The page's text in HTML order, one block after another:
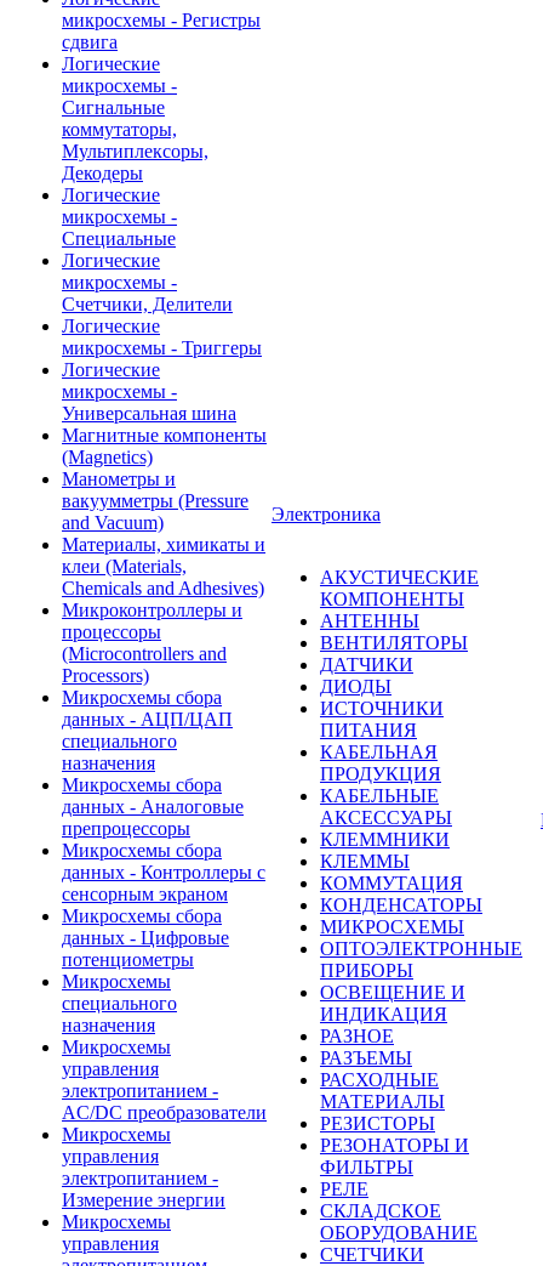
микросхемы - Регистры
сдвига
Логические
микросхемы -
Сигнальные
коммутаторы,
Мультиплексоры,
Декодеры
Логические
микросхемы -
Специальные
Логические
микросхемы -
Счетчики, Делители
Логические
микросхемы - Триггеры
Логические
микросхемы -
Универсальная шина
Магнитные компоненты
(Magnetics)
Манометры и
вакуумметры (Pressure
and Vacuum)
Материалы, химикаты и
клеи (Materials,
Chemicals and Adhesives)
Микроконтроллеры и
процессоры
(Microcontrollers and
Processors)
Микросхемы сбора
данных - АЦП/ЦАП
специального
назначения
Микросхемы сбора
данных - Аналоговые
препроцессоры
Микросхемы сбора
данных - Контроллеры с
сенсорным экраном
Микросхемы сбора
данных - Цифровые
потенциометры
Микросхемы
специального
назначения
Микросхемы
управления
электропитанием -
AC/DC преобразователи
Микросхемы
управления
электропитанием -
Измерение энергии
Микросхемы
управления
Электроника
АКУСТИЧЕСКИЕ
КОМПОНЕНТЫ
АНТЕННЫ
ВЕНТИЛЯТОРЫ
ДАТЧИКИ
ДИОДЫ
ИСТОЧНИКИ
ПИТАНИЯ
КАБЕЛЬНАЯ
ПРОДУКЦИЯ
КАБЕЛЬНЫЕ
АКСЕССУАРЫ
КЛЕММНИКИ
КЛЕММЫ
КОММУТАЦИЯ
КОНДЕНСАТОРЫ
МИКРОСХЕМЫ
ОПТОЭЛЕКТРОННЫЕ
ПРИБОРЫ
ОСВЕЩЕНИЕ И
ИНДИКАЦИЯ
РАЗНОЕ
РАЗЪЕМЫ
РАСХОДНЫЕ
МАТЕРИАЛЫ
РЕЗИСТОРЫ
РЕЗОНАТОРЫ И
ФИЛЬТРЫ
РЕЛЕ
СКЛАДСКОЕ
ОБОРУДОВАНИЕ
СЧЕТЧИКИ